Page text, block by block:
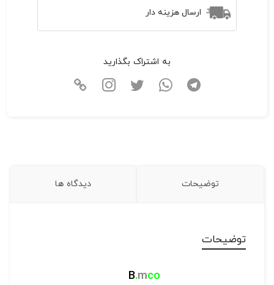
ارسال هزینه دار
به اشتراک بگذارید
توضیحات دیدگاه ها
توضیحات
B.mco